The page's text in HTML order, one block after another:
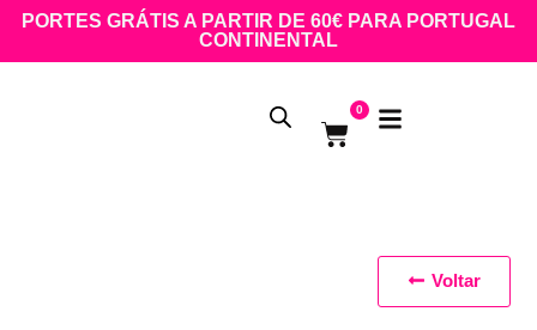
PORTES GRÁTIS A PARTIR DE 60€ PARA PORTUGAL
CONTINENTAL
0
Voltar